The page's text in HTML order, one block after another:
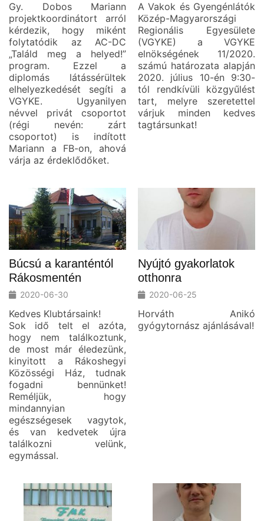
Gy. Dobos Mariann
projektkoordinátort arról
kérdezik, hogy miként
folytatódik az AC-DC
„Találd meg a helyed!”
program. Ezzel a
diplomás látássérültek
elhelyezkedését segíti a
VGYKE. Ugyanilyen
névvel privát csoportot
(régi nevén: zárt
csoportot) is indított
Mariann a FB-on, ahová
várja az érdeklődőket.
A Vakok és Gyengénlátók
Közép-Magyarországi
Regionális Egyesülete
(VGYKE) a VGYKE
elnökségének 11/2020.
számú határozata alapján
2020. július 10-én 9:30-
tól rendkívüli közgyűlést
tart, melyre szeretettel
várjuk minden kedves
tagtársunkat!
Búcsú a karanténtól
Rákosmentén
2020-06-30
Kedves Klubtársaink!
Sok idő telt el azóta,
hogy nem találkoztunk,
de most már éledezünk,
kinyitott a Rákoshegyi
Közösségi Ház, tudnak
fogadni bennünket!
Reméljük, hogy
mindannyian
egészségesek vagytok,
és van kedvetek újra
találkozni velünk,
egymással.
Nyújtó gyakorlatok
otthonra
2020-06-25
Horváth Anikó
gyógytornász ajánlásával!